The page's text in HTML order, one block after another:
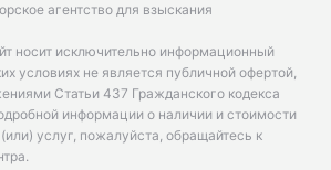
агентство для взыскания
носит исключительно информационный
условиях не является публичной офертой,
Статьи 437 Гражданского кодекса
информации о наличии и стоимости
услуг, пожалуйста, обращайтесь к